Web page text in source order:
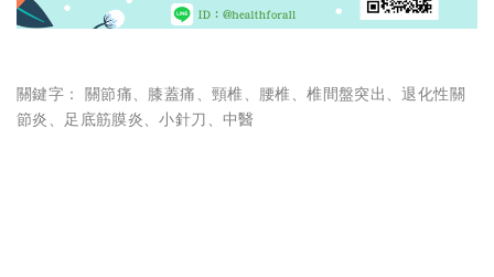
關鍵字： 關節痛 膝蓋痛 頸椎 腰椎 、椎間盤突出 、退化性關
節炎
足底筋膜炎 、小針刀 中醫